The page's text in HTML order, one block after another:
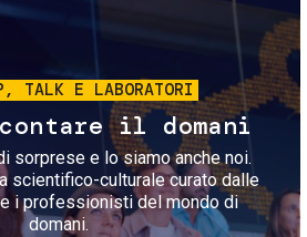
TALK E LABORATORI
il domani
sorprese e lo siamo anche noi.
scientifico-culturale curato dalle
i professionisti del mondo di
domani.